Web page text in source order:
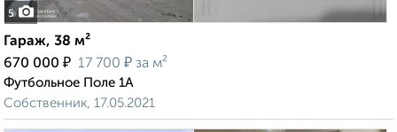
5
Гараж, 38 м²
670 000 ₽ 17 700 ₽ за м²
Футбольное Поле 1А
Собственник, 17.05.2021